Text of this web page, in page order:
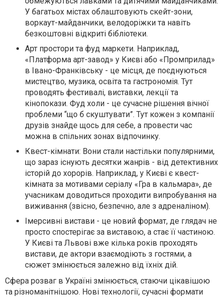
У багатьох містах облаштовують скейт-зони,
воркаут-майданчики, велодоріжки та навіть
безкоштовні відкриті бібліотеки.
Арт простори та фуд маркети. Наприклад,
«Платформа арт-завод» у Києві або «Промприлад»
в Івано-Франківську - це місця, де поєднуються
мистецтво, музика, освіта та гастрономія. Тут
проводять фестивалі, виставки, лекції та
кінопокази. Фуд холи - це сучасне рішення вічної
проблеми “що б скуштувати”. Тут кожен з компанії
друзів знайде щось для себе, а провести час
можна в спільних зонах відпочинку.
Квест-кімнати: Вони стали настільки популярними,
що зараз існують десятки жанрів - від детективних
історій до хорорів. Наприклад, у Києві є квест-
кімната за мотивами серіалу «Гра в кальмара», де
учасникам доводиться проходити випробування на
виживання (звісно, безпечно, але з адреналіном).
Імерсивні вистави - це новий формат, де глядач не
просто спостерігає за виставою, а стає її частиною.
У Києві та Львові вже кілька років проходять
вистави, де актори взаємодіють з гостями, а
сюжет змінюється залежно від їхніх дій.
Сфера розваг в Україні змінюється, стаючи цікавішою
та різноманітнішою. Нові технології, сучасні формати